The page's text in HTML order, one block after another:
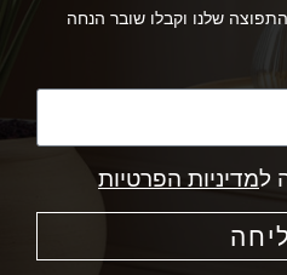
שלנו וקבלו שובר הנחה
למדיניות הפרטיות